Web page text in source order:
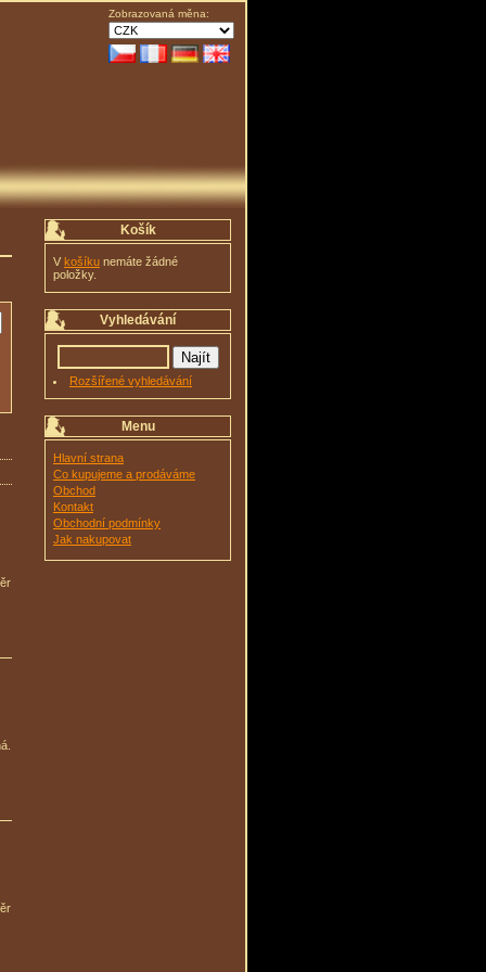
Zobrazovaná měna:
Košík
V košíku nemáte žádné
položky.
Vyhledávání
Rozšířené vyhledávání
Menu
Hlavní strana
Co kupujeme a prodáváme
Obchod
Kontakt
Obchodní podmínky
Jak nakupovat